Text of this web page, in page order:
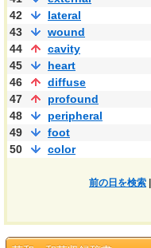
42
lateral
43
wound
44
cavity
45
heart
46
diffuse
47
profound
48
peripheral
49
foot
50
color
前の日を検索